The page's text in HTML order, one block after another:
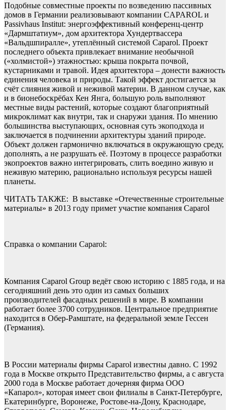
Подобные совместные проекты по возведению пассивных
домов в Германии реализовывают компании CAPAROL и
Passivhaus Institut: энергоэффективный конференц-центр
«Дармштатиум», дом архитектора Хундертвассера
«Вальдшпиралле», утеплённый системой Caparol. Проект
последнего объекта привлекает внимание необычной
(«холмистой») этажностью: крыша покрыта почвой,
кустарниками и травой. Идея архитектора – донести важность
единения человека и природы. Такой эффект достигается за
счёт слияния живой и неживой материи. В данном случае, как
и в бионебоскрёбах Кен Янга, большую роль выполняют
местные виды растений, которые создают благоприятный
микроклимат как внутри, так и снаружи здания. По мнению
большинства выступающих, основная суть экоподхода и
заключается в подчинении архитектуры зданий природе.
Объект должен гармонично включаться в окружающую среду,
дополнять, а не разрушать её. Поэтому в процессе разработки
экопроектов важно интегрировать, слить воедино живую и
неживую материю, рационально используя ресурсы нашей
планеты.
ЧИТАТЬ ТАКЖЕ: В выставке «Отечественные строительные
материалы» в 2013 году примет участие компания Сaparol
Справка о компании Caparol:
Компания Caparol Group ведёт свою историю с 1885 года, и на
сегодняшний день это один из самых больших
производителей фасадных решений в мире. В компании
работает более 3700 сотрудников. Центральное предприятие
находится в Обер-Рамштате, на федеральной земле Гессен
(Германия).
В России материалы фирмы Caparol известны давно. С 1992
года в Москве открыто Представительство фирмы, а с августа
2000 года в Москве работает дочерняя фирма ООО
«Капарол», которая имеет свои филиалы в Санкт-Петербурге,
Екатеринбурге, Воронеже, Ростове-на-Дону, Краснодаре,